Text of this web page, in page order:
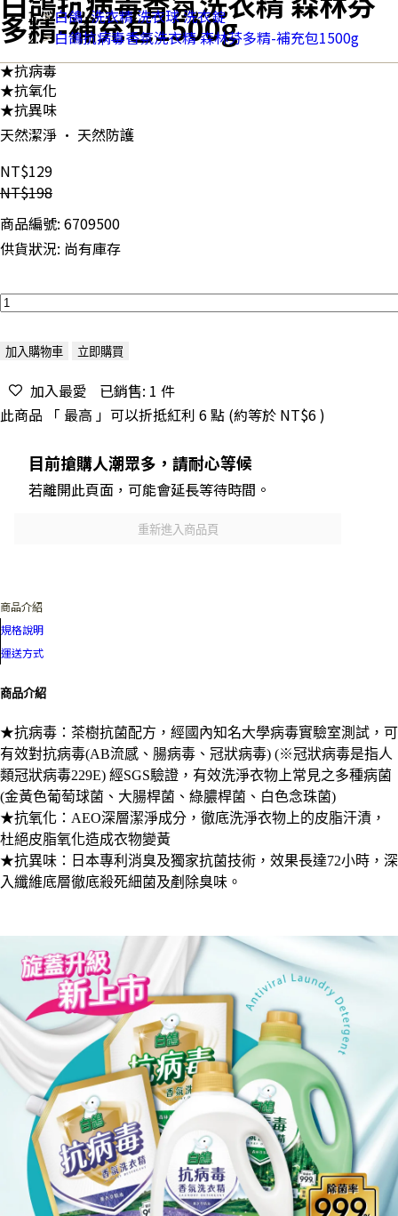
白鴿,洗衣精 洗衣球 洗衣錠
白鴿抗病毒香氛洗衣精 森林芬多精-補充包1500g
多精-補充包1500g
★抗病毒
★抗氧化
★抗異味
天然潔淨 • 天然防護
NT$129
NT$198
商品編號: 6709500
供貨狀況: 尚有庫存
加入購物車 立即購買
加入最愛
已銷售: 1 件
此商品 「 最高 」可以折抵紅利 6點 (約等於 NT$6)
目前搶購人潮眾多，請耐心等候
若離開此頁面，可能會延長等待時間。
重新進入商品頁
商品介紹
規格說明
運送方式
商品介紹
★抗病毒：茶樹抗菌配方，經國內知名大學病毒實驗室測試，可
有效對抗病毒(AB流感、腸病毒、冠狀病毒) (※冠狀病毒是指人
類冠狀病毒229E) 經SGS驗證，有效洗淨衣物上常見之多種病菌
(金黃色葡萄球菌、大腸桿菌、綠膿桿菌、白色念珠菌)
★抗氧化：AEO深層潔淨成分，徹底洗淨衣物上的皮脂汗漬，
杜絕皮脂氧化造成衣物變黃
★抗異味：日本專利消臭及獨家抗菌技術，效果長達72小時，深
入纖維底層徹底殺死細菌及剷除臭味。